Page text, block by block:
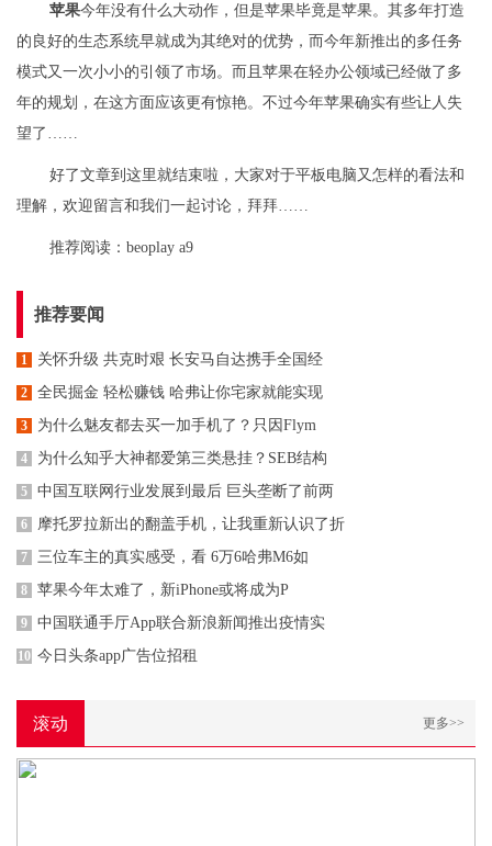
苹果今年没有什么大动作，但是苹果毕竟是苹果。其多年打造
的良好的生态系统早就成为其绝对的优势，而今年新推出的多任务
模式又一次小小的引领了市场。而且苹果在轻办公领域已经做了多
年的规划，在这方面应该更有惊艳。不过今年苹果确实有些让人失
望了……
好了文章到这里就结束啦，大家对于平板电脑又怎样的看法和
理解，欢迎留言和我们一起讨论，拜拜……
推荐阅读： beoplay a9
推荐要闻
1 关怀升级 共克时艰 长安马自达携手全国经
2 全民掘金 轻松赚钱 哈弗让你宅家就能实现
3 为什么魅友都去买一加手机了？只因Flym
4 为什么知乎大神都爱第三类悬挂？SEB结构
5 中国互联网行业发展到最后 巨头垄断了前两
6 摩托罗拉新出的翻盖手机，让我重新认识了折
7 三位车主的真实感受，看 6万6哈弗M6如
8 苹果今年太难了，新iPhone或将成为P
9 中国联通手厅App联合新浪新闻推出疫情实
10 今日头条app广告位招租
滚动 更多>>